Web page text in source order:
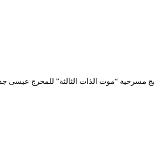
بتتويج مسرحية “موت الذات الثالثة” للمخرج